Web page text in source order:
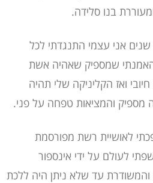
בנו סלידה.
אני עצמי התנגדתי לכל
האמנתי שמספיק שאהיה אשת
ואז הקליניקה שלי תהיה
והמציאות טפחה על פני.
לאושיית רשת מפורסמת
לעולם על ידי אינספור
והמשודרת עד שלא ניתן היה ללכת